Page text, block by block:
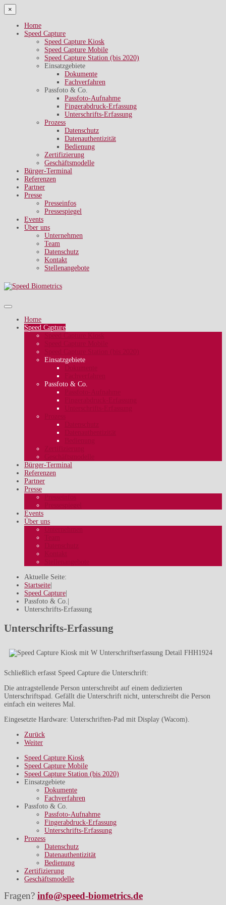
×
Home
Speed Capture
Speed Capture Kiosk
Speed Capture Mobile
Speed Capture Station (bis 2020)
Einsatzgebiete
Dokumente
Fachverfahren
Passfoto & Co.
Passfoto-Aufnahme
Fingerabdruck-Erfassung
Unterschrifts-Erfassung
Prozess
Datenschutz
Datenauthentizität
Bedienung
Zertifizierung
Geschäftsmodelle
Bürger-Terminal
Referenzen
Partner
Presse
Presseinfos
Pressespiegel
Events
Über uns
Unternehmen
Team
Datenschutz
Kontakt
Stellenangebote
Home
Speed Capture
Einsatzgebiete
Passfoto & Co.
Bürger-Terminal
Referenzen
Partner
Presse
Events
Über uns
Aktuelle Seite:
Startseite
Speed Capture
Passfoto & Co.
Unterschrifts-Erfassung
Unterschrifts-Erfassung
Schließlich erfasst Speed Capture die Unterschrift:
Die antragstellende Person unterschreibt auf einem dedizierten
Unterschriftspad. Gefällt die Unterschrift nicht, unterschreibt die Person
einfach ein weiteres Mal.
Eingesetzte Hardware: Unterschriften-Pad mit Display (Wacom).
Zurück
Weiter
Speed Capture Kiosk
Speed Capture Mobile
Speed Capture Station (bis 2020)
Einsatzgebiete
Dokumente
Fachverfahren
Passfoto & Co.
Passfoto-Aufnahme
Fingerabdruck-Erfassung
Unterschrifts-Erfassung
Prozess
Datenschutz
Datenauthentizität
Bedienung
Zertifizierung
Geschäftsmodelle
Fragen? info@speed-biometrics.de